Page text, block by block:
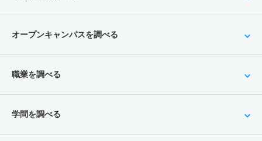
オープンキャンパスを調べる
職業を調べる
学問を調べる